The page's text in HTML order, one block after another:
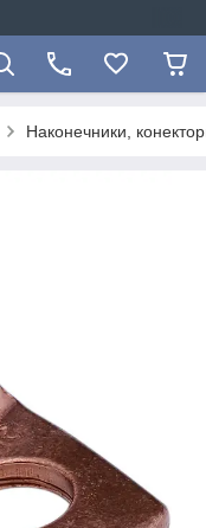
Наконечники,